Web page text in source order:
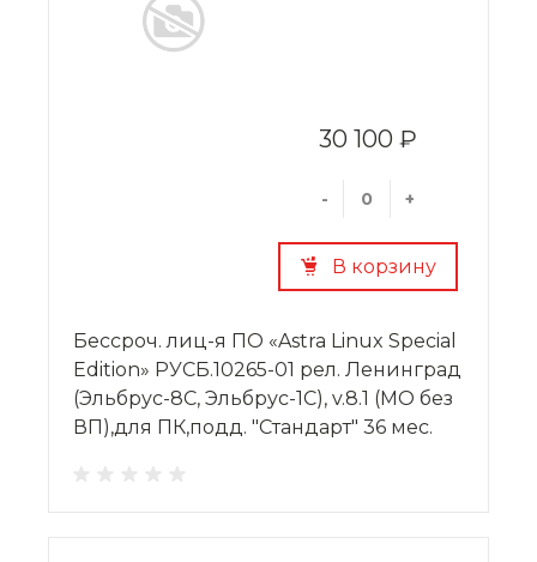
30 100 ₽
- +
В корзину
Бессроч. лиц-я ПО «Astra Linux Special
Edition» РУСБ.10265-01 рел. Ленинград
(Эльбрус-8С, Эльбрус-1С), v.8.1 (МО без
ВП),для ПК,подд. "Стандарт" 36 мес.